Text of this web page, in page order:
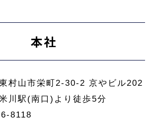
本社
村山市栄町2-30-2 京やビル202
川駅(南口)より徒歩5分
8118